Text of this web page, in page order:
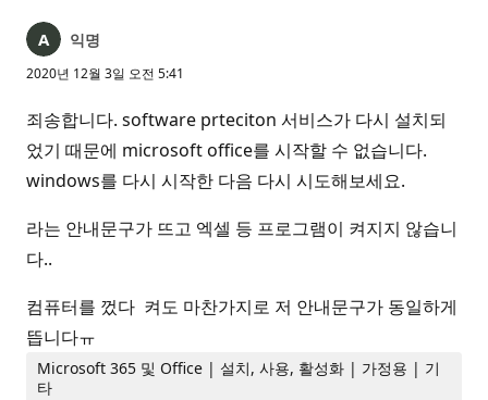
익명
2020년 12월 3일 오전 5:41
죄송합니다. software prteciton 서비스가 다시 설치되
었기 때문에 microsoft office를 시작할 수 없습니다.
windows를 다시 시작한 다음 다시 시도해보세요.
라는 안내문구가 뜨고 엑셀 등 프로그램이 켜지지 않습니
다..
컴퓨터를 껐다 켜도 마찬가지로 저 안내문구가 동일하게
뜹니다ㅠ
Microsoft 365 및 Office | 설치, 사용, 활성화 | 가정용 | 기
타